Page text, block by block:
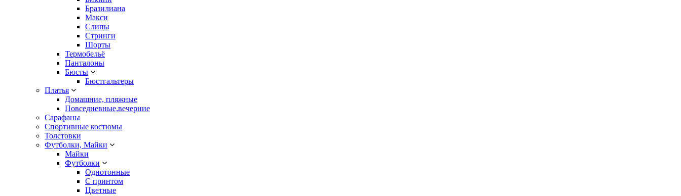
Бразилиана
Макси
Слипы
Стринги
Шорты
Термобельё
Панталоны
Бюсты
Бюстгальтеры
Платья
Домашние, пляжные
Повседневные,вечерние
Сарафаны
Спортивные костюмы
Толстовки
Футболки, Майки
Майки
Футболки
Однотонные
С принтом
Цветные